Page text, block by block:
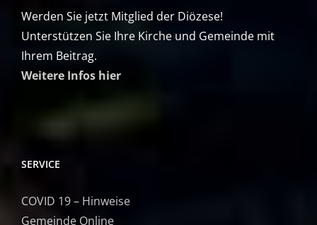
Werden Sie jetzt Mitglied der Diözese!
Unterstützen Sie Ihre Kirche und Gemeinde mit
Ihrem Beitrag.
Weitere Infos hier
SERVICE
COVID 19 – Hinweise
Gemeinde Online